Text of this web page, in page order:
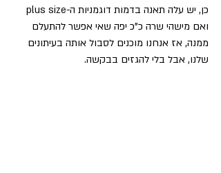
ואם מישהי שרה כ”כ יפה שאי אפשר להתעלם
ממנה, אז אנחנו מוכנים לסבול אותה בעיתונים
שלנו, אבל בלי להגזים בבקשה.